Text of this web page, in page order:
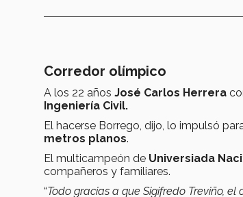
Corredor olímpico
A los 22 años José Carlos Herrera
Ingeniería Civil.
El hacerse Borrego, dijo, lo impulsó
metros planos.
El multicampeón de Universiada
compañeros y familiares.
“Todo gracias a que Sigifredo Treviño,